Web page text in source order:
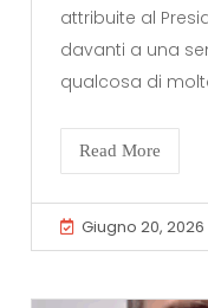
attribuite al
davanti a una
qualcosa di
Read More
Giugno 20, 2026